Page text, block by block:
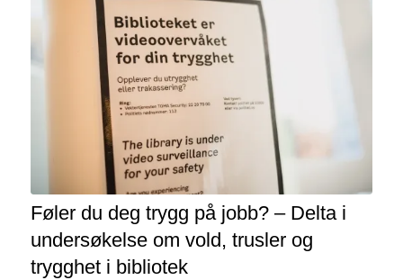
Føler du deg trygg på jobb? – Delta i
undersøkelse om vold, trusler og
trygghet i bibliotek